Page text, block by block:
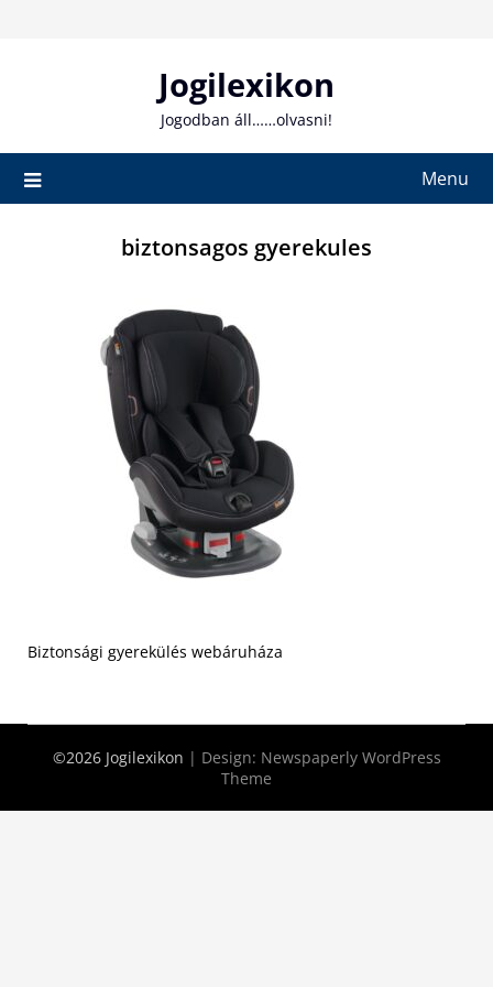
Jogilexikon
Jogodban áll……olvasni!
Menu
biztonsagos gyerekules
Biztonsági gyerekülés webáruháza
©2026 Jogilexikon | Design: Newspaperly WordPress
Theme